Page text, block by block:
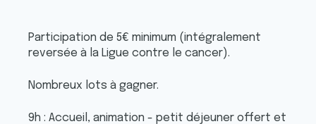
Participation de 5€ minimum (intégralement
reversée à la Ligue contre le cancer).
Nombreux lots à gagner.
9h : Accueil, animation - petit déjeuner offert et